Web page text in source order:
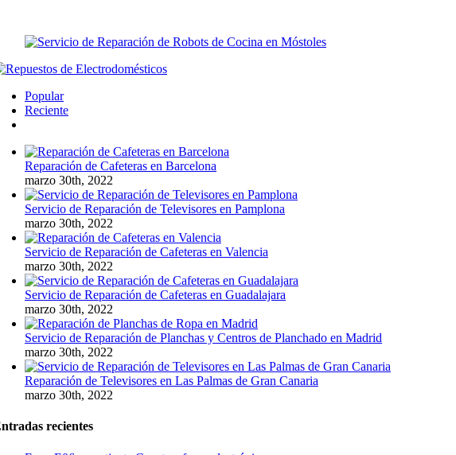
Popular
Reciente
Reparación de Cafeteras en Barcelona
marzo 30th, 2022
Servicio de Reparación de Televisores en Pamplona
marzo 30th, 2022
Servicio de Reparación de Cafeteras en Valencia
marzo 30th, 2022
Servicio de Reparación de Cafeteras en Guadalajara
marzo 30th, 2022
Servicio de Reparación de Planchas y Centros de Planchado en Madrid
marzo 30th, 2022
Reparación de Televisores en Las Palmas de Gran Canaria
marzo 30th, 2022
recientes